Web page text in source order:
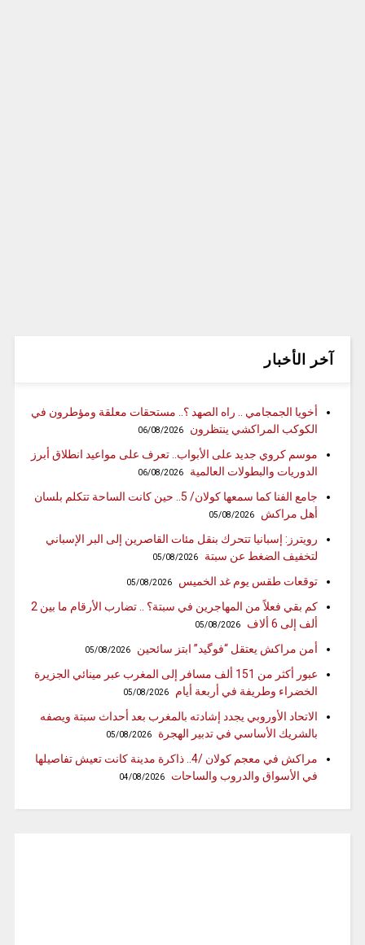
آخر الأخبار
أخويا الجمجامي .. راه الصهد ؟.. مستحقات معلقة ومؤطرون في
الكوكب المراكشي ينتظرون
06/08/2026
موسم كروي جديد على الأبواب.. تعرف على مواعيد انطلاق أبرز
الدوريات والبطولات العالمية
06/08/2026
جامع الفنا كما سمعها كولان/ 5.. حين كانت الساحة تتكلم بلسان
أهل مراكش
05/08/2026
رويترز: إسبانيا تتحرك بنقل مئات القاصرين إلى البر الإسباني
لتخفيف الضغط عن سبتة
05/08/2026
توقعات طقس يوم غد الخميس 05/08/2026
كم بقي فعلاً من المهاجرين في سبتة؟ .. تضارب الأرقام ما بين 2
ألف إلى 6 ألاف
05/08/2026
أمن مراكش يعتقل “فوگيد” ابتز سائحين 05/08/2026
عبور أكثر من 151 ألف مسافر إلى المغرب عبر مينائي الجزيرة
الخضراء وطريفة في أربعة أيام
05/08/2026
الاتحاد الأوروبي يجدد إشادته بالمغرب بعد أحداث سبتة ويصفه
بالشريك الأساسي في تدبير الهجرة
05/08/2026
مراكش في معجم كولان /4.. ذاكرة مدينة كانت تعيش تفاصيلها
في الأسواق والدروب والساحات
04/08/2026